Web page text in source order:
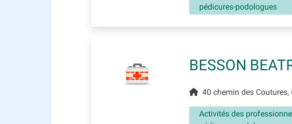
pédicures-podologues
BESSON
40 chemin des
Activités des